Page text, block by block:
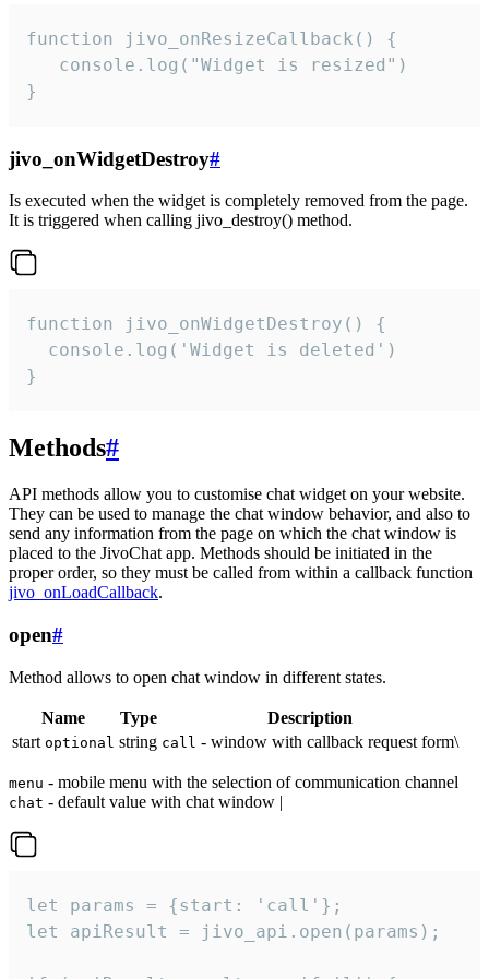
function jivo_onResizeCallback() {
   console.log("Widget is resized")
}
jivo_onWidgetDestroy#
Is executed when the widget is completely removed from the page.
It is triggered when calling jivo_destroy() method.
function jivo_onWidgetDestroy() {
  console.log('Widget is deleted')
}
Methods#
API methods allow you to customise chat widget on your website.
They can be used to manage the chat window behavior, and also to
send any information from the page on which the chat window is
placed to the JivoChat app. Methods should be initiated in the
proper order, so they must be called from within a callback function
jivo_onLoadCallback.
open#
Method allows to open chat window in different states.
Name Type
Description
start optional string call - window with callback request form\
menu - mobile menu with the selection of communication channel
chat - default value with chat window |
let params = {start: 'call'};
let apiResult = jivo_api.open(params);